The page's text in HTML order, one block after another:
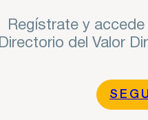
Regístrate y
Directorio del Valor